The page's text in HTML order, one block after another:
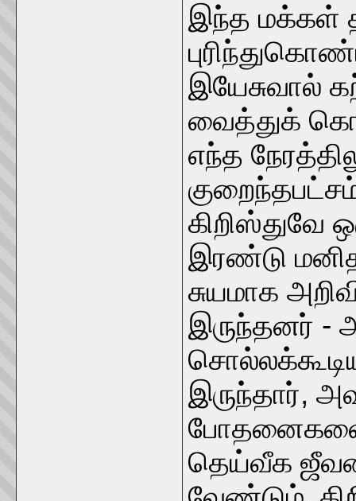
இந்த மக்கள்
இயேசுவால்
வைத்துக்
எந்த
கிறிஸ்துவே
இரண்டு
சுயமாக
இருந்தனர் -
இருந்தார்,
தெய்வீக